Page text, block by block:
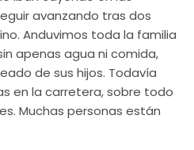
avanzando tras dos
Anduvimos toda la familia
apenas agua ni comida,
de sus hijos. Todavía
en la carretera, sobre todo
Muchas personas están